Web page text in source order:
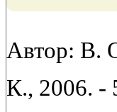
Автор:
К., 2006. -